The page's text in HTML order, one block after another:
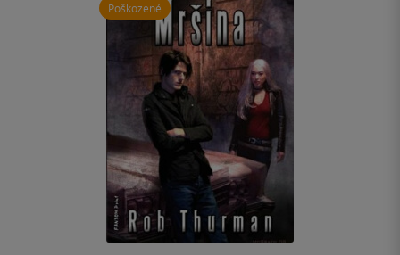
Poškozené